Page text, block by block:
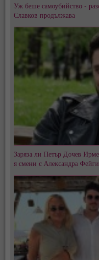
Уж беше самоубийство -
Славков продължава
Заряза ли Петър Дочев
я смени с Александра